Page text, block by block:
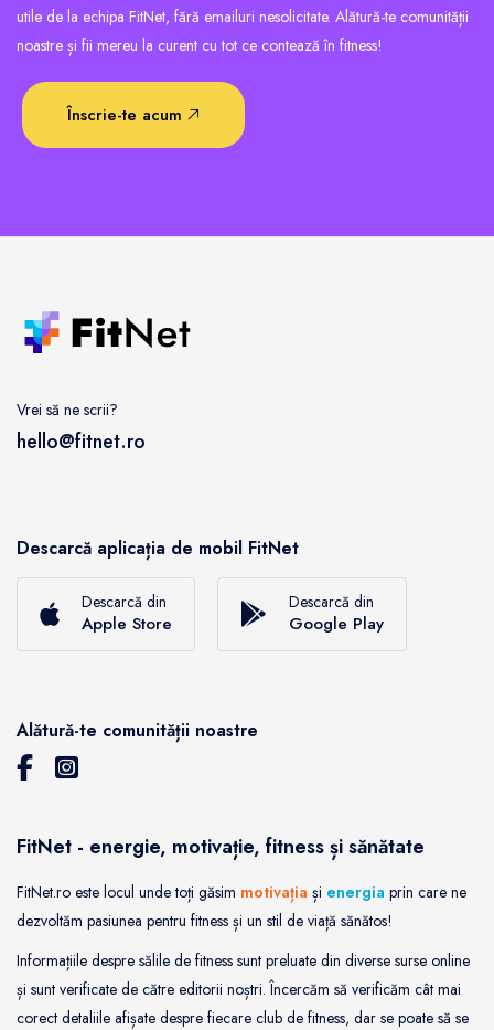
utile de la echipa FitNet, fără emailuri nesolicitate. Alătură-te comunității
noastre și fii mereu la curent cu tot ce contează în fitness!
Înscrie-te acum
Vrei să ne scrii?
hello@fitnet.ro
Descarcă aplicația de mobil FitNet
Descarcă din
Apple Store
Descarcă din
Google Play
Alătură-te comunității noastre
FitNet - energie, motivație, fitness și sănătate
FitNet.ro este locul unde toți găsim motivația și energia prin care ne
dezvoltăm pasiunea pentru fitness și un stil de viață sănătos!
Informațiile despre sălile de fitness sunt preluate din diverse surse online
și sunt verificate de către editorii noștri. Încercăm să verificăm cât mai
corect detaliile afișate despre fiecare club de fitness, dar se poate să se